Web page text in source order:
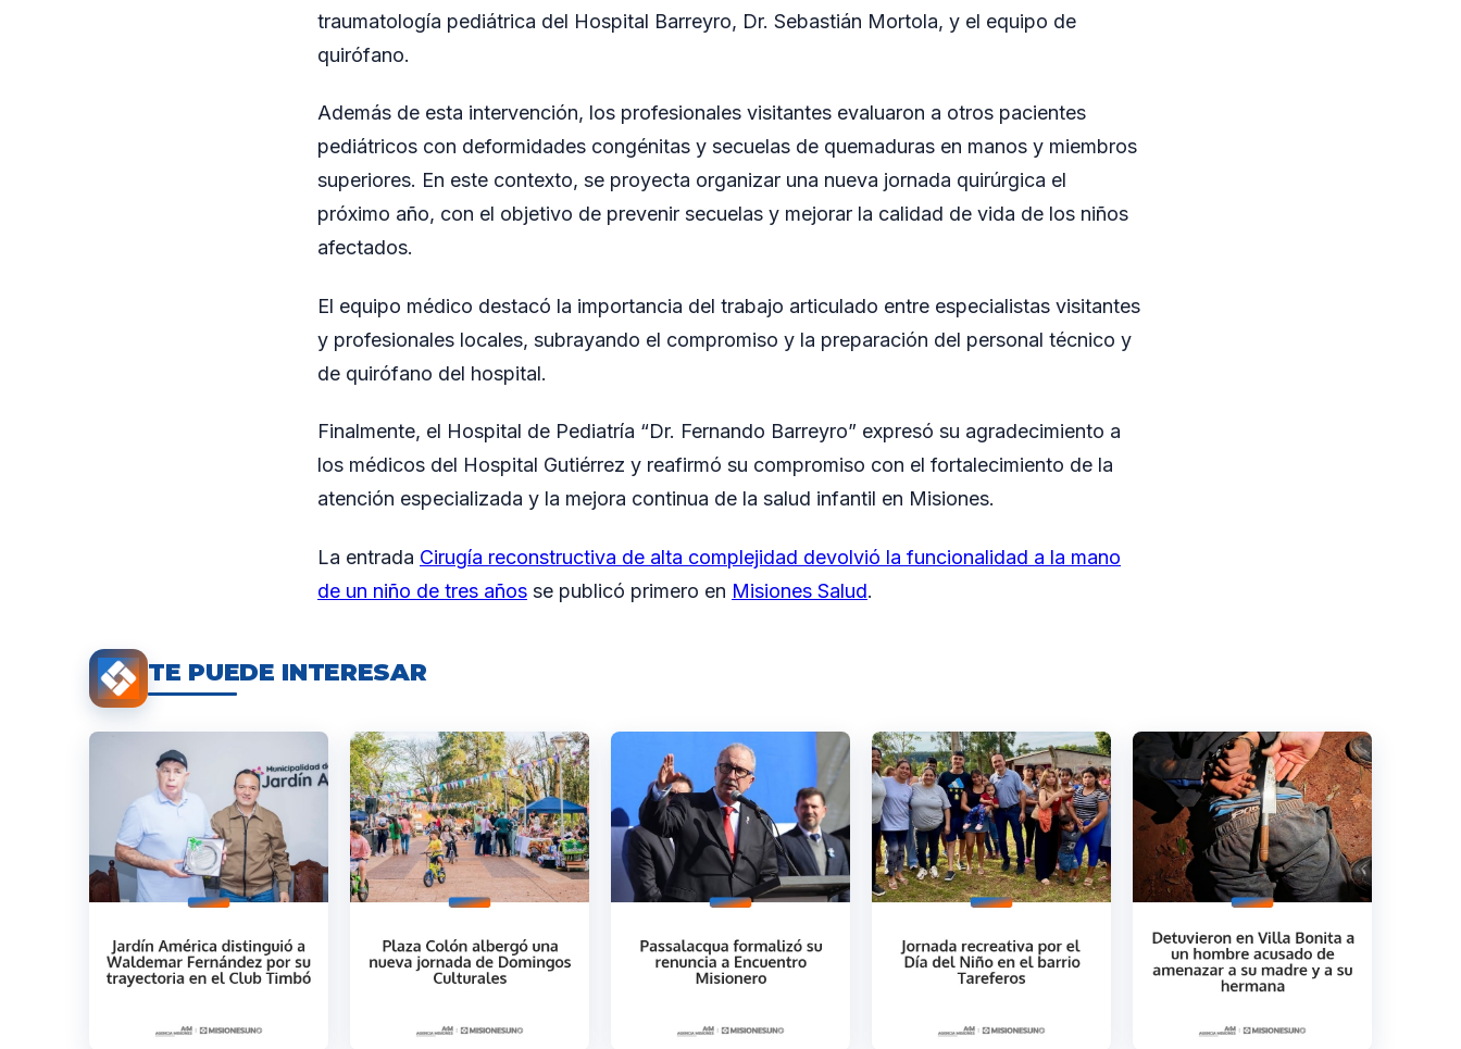
traumatología pediátrica del Hospital Barreyro, Dr. Sebastián Mortola, y el equipo de
quirófano.
Además de esta intervención, los profesionales visitantes evaluaron a otros pacientes
pediátricos con deformidades congénitas y secuelas de quemaduras en manos y miembros
superiores. En este contexto, se proyecta organizar una nueva jornada quirúrgica el
próximo año, con el objetivo de prevenir secuelas y mejorar la calidad de vida de los niños
afectados.
El equipo médico destacó la importancia del trabajo articulado entre especialistas visitantes
y profesionales locales, subrayando el compromiso y la preparación del personal técnico y
de quirófano del hospital.
Finalmente, el Hospital de Pediatría “Dr. Fernando Barreyro” expresó su agradecimiento a
los médicos del Hospital Gutiérrez y reafirmó su compromiso con el fortalecimiento de la
atención especializada y la mejora continua de la salud infantil en Misiones.
La entrada Cirugía reconstructiva de alta complejidad devolvió la funcionalidad a la mano
de un niño de tres años se publicó primero en Misiones Salud.
TE PUEDE INTERESAR